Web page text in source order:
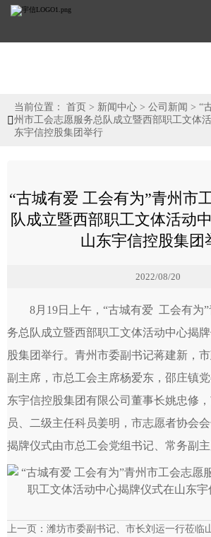

当前位置： 首页 > 新闻中心 > 公司新闻 > “
州市工会志愿服务总队成立暨西部职工文体
东宇信控股集团举行
“古城有爱 工会有为”青州市
队成立暨西部职工文体活动
山东宇信控股集团
2022/08/20
8月19日上午，“古城有爱 工会有为
务总队成立暨西部职工文体活动中心揭
股集团举行。青州市委副书记蒋建新，市
副主席，市总工会主席杨爱东，邵庄镇
东宇信控股集团有限公司董事长姚忠修
员、二级主任科员姜明，市志愿者协会会
揭牌仪式由市总工会党组书记、常务副主
上一页： 潍坊市委副书记、市长刘运一行莅临